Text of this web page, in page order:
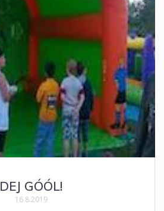
DEJ GÓÓL!
16.8.2019